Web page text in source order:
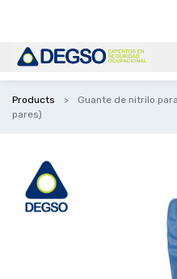
Products
Guante de nitrilo
pares)